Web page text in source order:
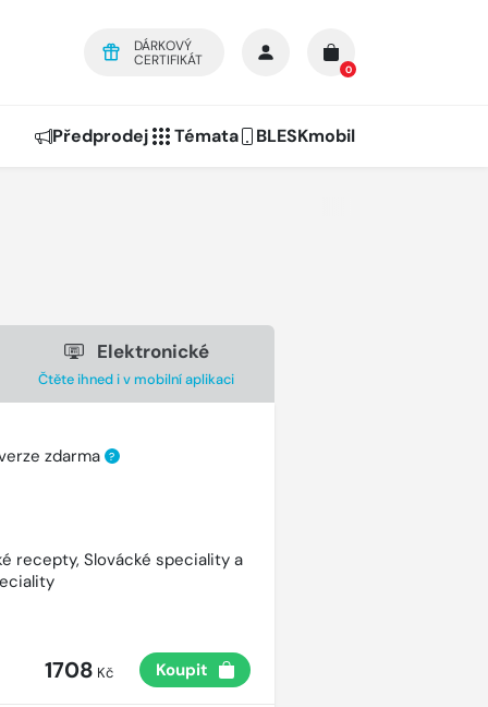
DÁRKOVÝ
CERTIFIKÁT
0
Předprodej Témata BLESKmobil
Elektronické
Čtěte ihned i v mobilní aplikaci
zdarma ?
recepty, Slovácké speciality a
1708 Kč Koupit